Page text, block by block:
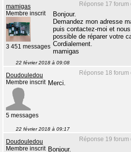
Réponse 17
mamigas
Membre inscrit
3 451 messages
Bonjour.
Demandez mon adresse
puis contactez-moi et
possible de réparer votre
Cordialement.
mamigas
22 février 2018 à 09:08
Réponse 18
Doudouledou
Membre inscrit
5 messages
Merci.
22 février 2018 à 09:17
Réponse 19
Doudouledou
Membre inscrit Bonjour.